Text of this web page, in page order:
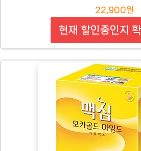
22,900원
현재 할인중인지